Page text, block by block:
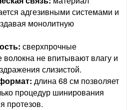
адгезивными системами и
монолитную
сверхпрочные
не впитывают влагу и
слизистой.
длина 68 см позволяет
процедур шинирования
протезов.